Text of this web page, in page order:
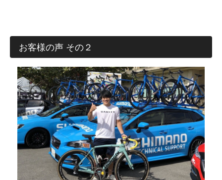
お客様の声 その２